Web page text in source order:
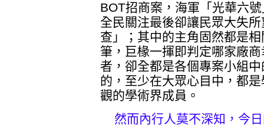
BOT招商案，海軍「光華六
全民關注最後卻讓民眾大失
查」；其中的主角固然都是
筆，巨椽一揮即判定哪家廠
者，卻全都是各個專案小組
的，至少在大眾心目中，都
觀的學術界成員。
然而內行人莫不深知，今